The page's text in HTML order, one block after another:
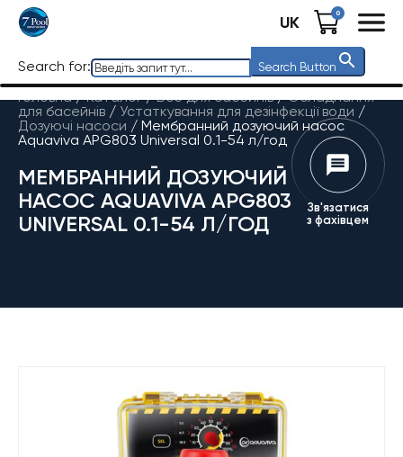
UK 0
Search for: Search Button
Головна / Каталог/Все для басейнів/Обладнання
для басейнів / Устаткування для дезінфекції води /
Дозуючі насоси / Мембранний дозуючий насос
Aquaviva APG803 Universal 0.1-54 л/год
МЕМБРАННИЙ ДОЗУЮЧИЙ
НАСОС AQUAVIVA APG803
UNIVERSAL 0.1-54 Л/ГОД
Зв'язатися
з фахівцем